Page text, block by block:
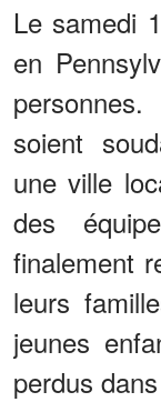
Le samedi
en
soient
une ville
des
finalement
leurs
jeunes
perdus